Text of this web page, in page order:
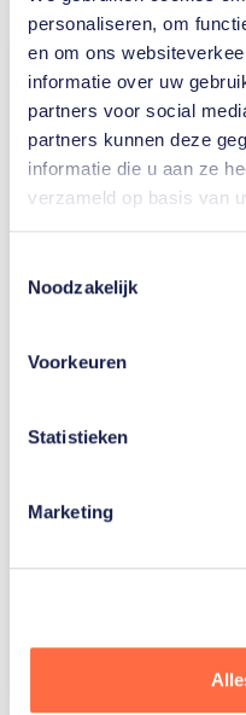
personaliseren, om
en om ons
informatie over uw
partners voor social
partners kunnen deze
informatie die u aan ze
verzameld op basis van
Noodzakelijk
Voorkeuren
Statistieken
Marketing